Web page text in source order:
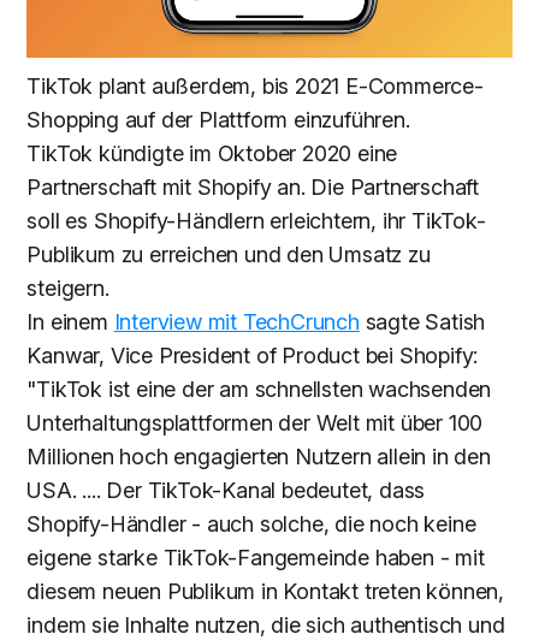
TikTok plant außerdem, bis 2021 E-Commerce-
Shopping auf der Plattform einzuführen.
TikTok kündigte im Oktober 2020 eine
Partnerschaft mit Shopify an. Die Partnerschaft
soll es Shopify-Händlern erleichtern, ihr TikTok-
Publikum zu erreichen und den Umsatz zu
steigern.
In einem Interview mit TechCrunch sagte Satish
Kanwar, Vice President of Product bei Shopify:
"TikTok ist eine der am schnellsten wachsenden
Unterhaltungsplattformen der Welt mit über 100
Millionen hoch engagierten Nutzern allein in den
USA. .... Der TikTok-Kanal bedeutet, dass
Shopify-Händler - auch solche, die noch keine
eigene starke TikTok-Fangemeinde haben - mit
diesem neuen Publikum in Kontakt treten können,
indem sie Inhalte nutzen, die sich authentisch und